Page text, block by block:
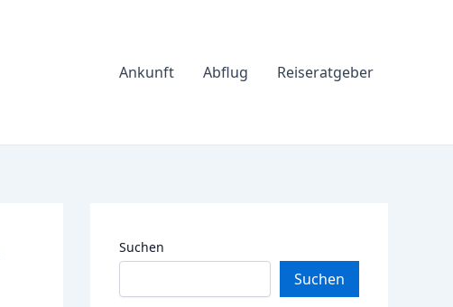
Ankunft Abflug Reiseratgeber
Suchen
Suchen